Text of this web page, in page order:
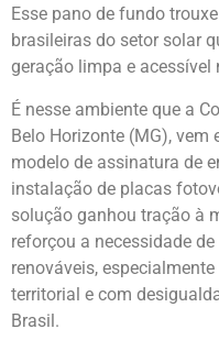
Esse pano de fundo
brasileiras do setor solar
geração limpa e acessível
É nesse ambiente que a
Belo Horizonte (MG),
modelo de assinatura de
instalação de placas
solução ganhou tração à
reforçou a necessidade
renováveis,
territorial e com
Brasil.